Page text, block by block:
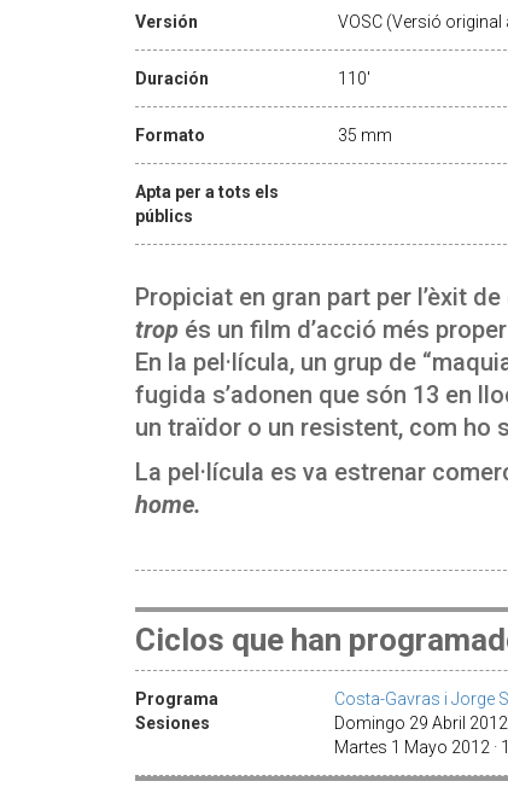
Versión VOSC (Versió
Duración 110'
Formato 35 mm
Apta per a tots els
públics
Propiciat en gran part per l’èxit de
trop és un film d’acció més
En la pel·lícula, un grup de
fugida s’adonen que són 13 en
un traïdor o un resistent, com ho
La pel·lícula es va estrenar
home.
Ciclos que han
Programa
Costa-Gavras i Jorge
Sesiones
Domingo 29 Abril 2012
Martes 1 Mayo 2012 ·